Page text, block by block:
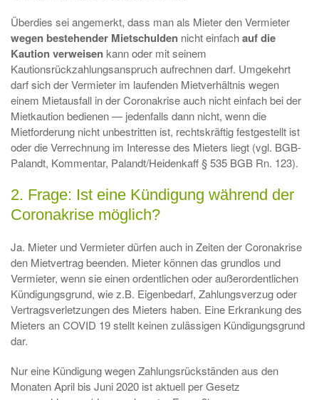
Überdies sei angemerkt, dass man als Mieter den Vermieter
wegen bestehender Mietschulden nicht einfachauf die
Kaution verweisen kann oder mit seinem
Kautionsrückzahlungsanspruch aufrechnen darf. Umgekehrt
darf sich der Vermieter im laufenden Mietverhältnis wegen
einem Mietausfall in der Coronakrise auch nicht einfach bei der
Mietkaution bedienen — jedenfalls dann nicht, wenn die
Mietforderung nicht unbestritten ist, rechtskräftig festgestellt ist
oder die Verrechnung im Interesse des Mieters liegt (vgl. BGB-
Palandt, Kommentar, Palandt/Heidenkaff § 535 BGB Rn. 123)­.
2. Frage: Ist eine Kündigung während der
Coronakrise möglich?
Ja. Mieter und Vermieter dürfen auch in Zeiten der Coronakrise
den Mietvertrag beenden. Mieter können das grundlos und
Vermieter, wenn sie einen ordentlichen oder außerordentlichen
Kündigungsgrund, wie z.B. Eigenbedarf, Zahlungsverzug oder
Vertragsverletzungen des Mieters haben. Eine Erkrankung des
Mieters an COVID 19 stellt keinen zulässigen Kündigungsgrund
dar.
Nur eine Kündigung wegen Zahlungsrückständen aus den
Monaten April bis Juni 2020 ist aktuell per Gesetz